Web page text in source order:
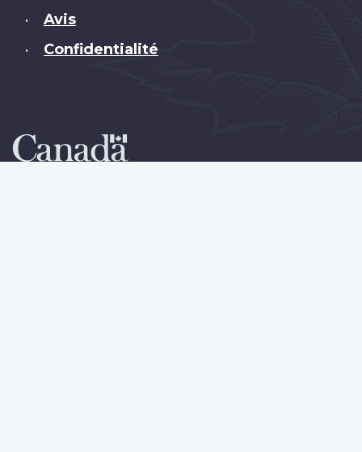
• Avis
• Confidentialité